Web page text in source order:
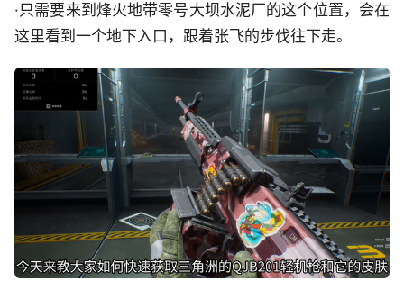
·只需要来到烽火地带零号大坝水泥厂的这个位置，会在
这里看到一个地下入口，跟着张飞的步伐往下走。